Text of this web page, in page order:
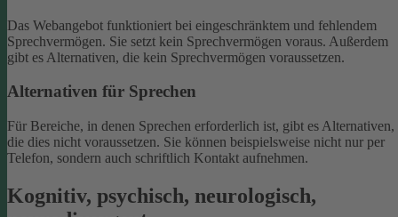
Das Webangebot funktioniert bei eingeschränktem und fehlendem
Sprechvermögen. Sie setzt kein Sprechvermögen voraus. Außerdem
gibt es Alternativen, die kein Sprechvermögen voraussetzen.
Alternativen für Sprechen
Für Bereiche, in denen Sprechen erforderlich ist, gibt es Alternativen,
die dies nicht voraussetzen. Sie können beispielsweise nicht nur per
Telefon, sondern auch schriftlich Kontakt aufnehmen.
Kognitiv, psychisch, neurologisch,